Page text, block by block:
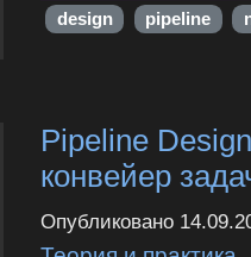
design pipeline
Pipeline
конвейер
Опубликовано